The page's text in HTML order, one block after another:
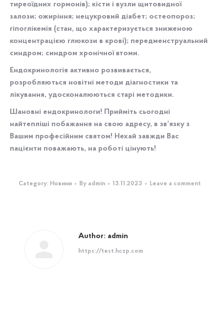
тиреоїдних гормонів); кісти і вузли щитовидної
залози; ожиріння; нецукровий діабет; остеопороз;
гіпоглікемія (стан, що характеризується зниженою
концентрацією глюкози в крові); передменструальний
синдром; синдром хронічної втоми.
Ендокринологія активно розвивається,
розробляються новітні методи діагностики та
лікування, удосконалюються старі методики.
Шановні ендокринологи! Прийміть сьогодні
найтепліші побажання на свою адресу, в зв’язку з
Вашим професійним святом! Нехай завжди Вас
пацієнти поважають, на роботі цінують!
Category: Новини By admin 13.11.2023 Leave a comment
Author: admin
https://test.hczp.com